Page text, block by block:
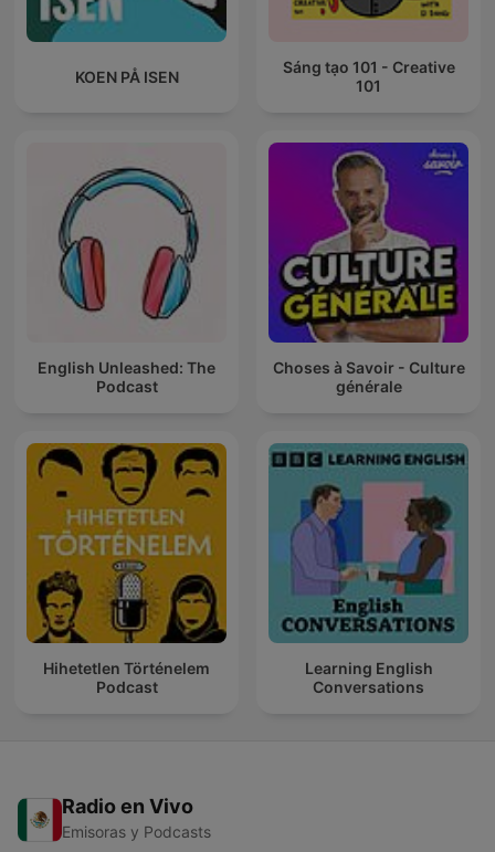
KOEN PÅ ISEN
Sáng tạo 101 - Creative
101
English Unleashed: The
Podcast
Choses à Savoir - Culture
générale
Hihetetlen Történelem
Podcast
Learning English
Conversations
Radio en Vivo
Emisoras y Podcasts